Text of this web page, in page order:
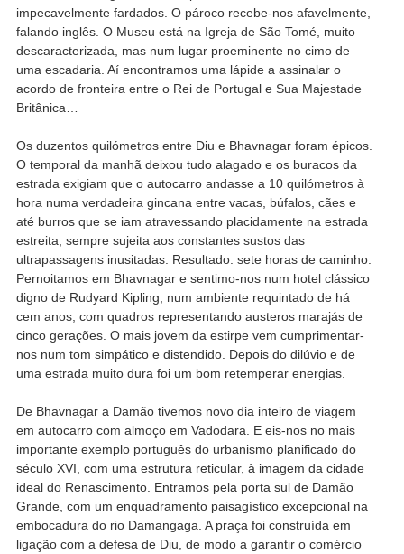
impecavelmente fardados. O pároco recebe-nos afavelmente,
falando inglês. O Museu está na Igreja de São Tomé, muito
descaracterizada, mas num lugar proeminente no cimo de
uma escadaria. Aí encontramos uma lápide a assinalar o
acordo de fronteira entre o Rei de Portugal e Sua Majestade
Britânica…
Os duzentos quilómetros entre Diu e Bhavnagar foram épicos.
O temporal da manhã deixou tudo alagado e os buracos da
estrada exigiam que o autocarro andasse a 10 quilómetros à
hora numa verdadeira gincana entre vacas, búfalos, cães e
até burros que se iam atravessando placidamente na estrada
estreita, sempre sujeita aos constantes sustos das
ultrapassagens inusitadas. Resultado: sete horas de caminho.
Pernoitamos em Bhavnagar e sentimo-nos num hotel clássico
digno de Rudyard Kipling, num ambiente requintado de há
cem anos, com quadros representando austeros marajás de
cinco gerações. O mais jovem da estirpe vem cumprimentar-
nos num tom simpático e distendido. Depois do dilúvio e de
uma estrada muito dura foi um bom retemperar energias.
De Bhavnagar a Damão tivemos novo dia inteiro de viagem
em autocarro com almoço em Vadodara. E eis-nos no mais
importante exemplo português do urbanismo planificado do
século XVI, com uma estrutura reticular, à imagem da cidade
ideal do Renascimento. Entramos pela porta sul de Damão
Grande, com um enquadramento paisagístico excepcional na
embocadura do rio Damangaga. A praça foi construída em
ligação com a defesa de Diu, de modo a garantir o comércio